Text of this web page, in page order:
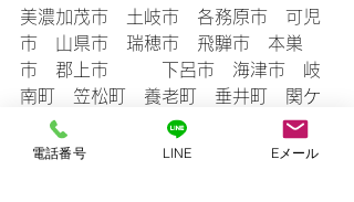
美濃加茂市　土岐市　各務原市　可児
市　山県市　瑞穂市　飛騨市　本巣
市　郡上市　　　下呂市　海津市　岐
南町　笠松町　養老町　垂井町　関ケ
原町　神戸町　輪之内町　安八町揖斐
川町　大野町　池田町　北方町　坂祝
電話番号 LINE Eメール